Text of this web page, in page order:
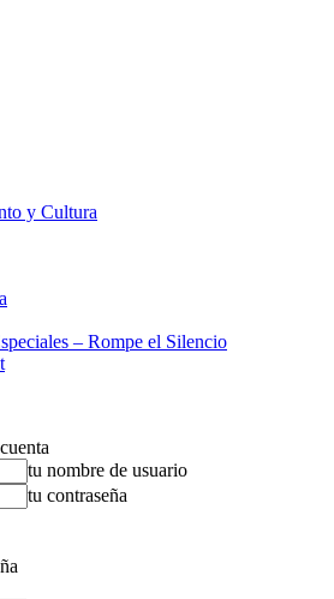
y Cultura
– Rompe el Silencio
tu nombre de usuario
tu contraseña